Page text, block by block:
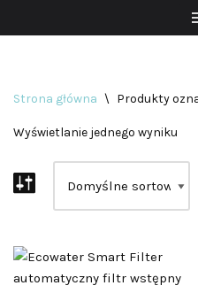
Strona główna \ Produkty
Wyświetlanie jednego wyniku